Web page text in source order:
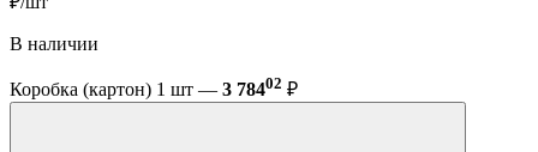
В наличии
Коробка (картон) 1 шт — 3 78402 ₽